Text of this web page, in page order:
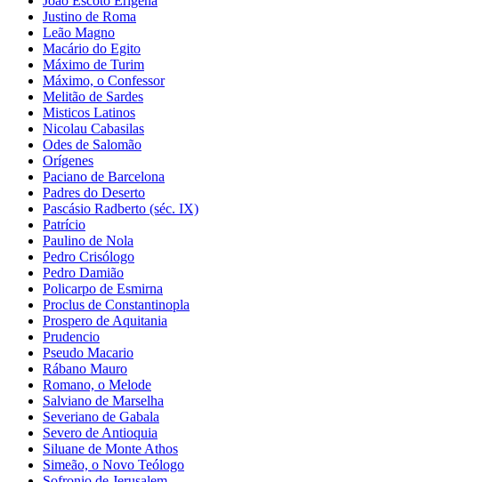
Justino de Roma
Leão Magno
Macário do Egito
Máximo de Turim
Máximo, o Confessor
Melitão de Sardes
Misticos Latinos
Nicolau Cabasilas
Odes de Salomão
Orígenes
Paciano de Barcelona
Padres do Deserto
Pascásio Radberto (séc. IX)
Patrício
Paulino de Nola
Pedro Crisólogo
Pedro Damião
Policarpo de Esmirna
Proclus de Constantinopla
Prospero de Aquitania
Prudencio
Pseudo Macario
Rábano Mauro
Romano, o Melode
Salviano de Marselha
Severiano de Gabala
Severo de Antioquia
Siluane de Monte Athos
Simeão, o Novo Teólogo